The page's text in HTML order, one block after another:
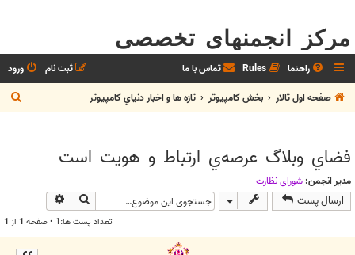
مرکز انجمنهای تخصصی
راهنما Rules تماس با ما ورود
ثبت نام
صفحه اول تالار
بخش كامپيوتر تازه ها و اخبار دنياي کامپيوتر
س
فضاي وبلاگ عرصه‌ي ارتباط و هويت است
مدیر انجمن: شوراي نظارت
ارسال پست جستجو
تعداد پست ها:1 • صفحه 1 از 1